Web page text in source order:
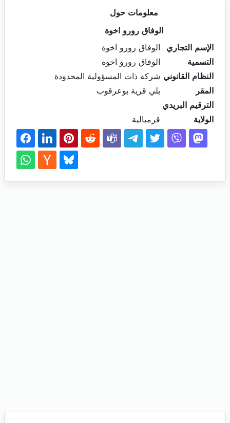
معلومات حول
الوفاق رورو اخوة
الإسم التجاري
الوفاق رورو اخوة
التسمية
الوفاق رورو اخوة
النظام القانوني شركة ذات المسؤولية المحدودة
المقر
بلي قرية بوعرقوب
الترقيم البريدي
الولاية
قرمبالية